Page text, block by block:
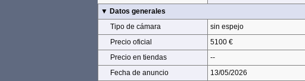
▼ Datos generales
Tipo de cámara
Precio oficial
Precio en tiendas
Fecha de anuncio
▼ Datos generales
Tipo de cámara
sin espejo
Precio oficial
5100 €
Precio en tiendas
--
Fecha de anuncio
13/05/2026